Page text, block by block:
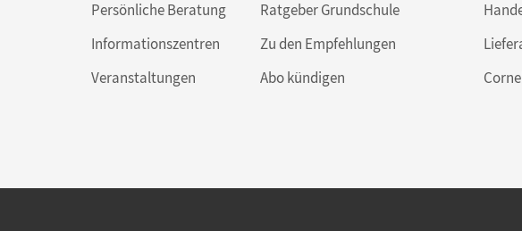
Persönliche Beratung
Informationszentren
Veranstaltungen
Ratgeber Grundschule
Zu den Empfehlungen
Abo kündigen